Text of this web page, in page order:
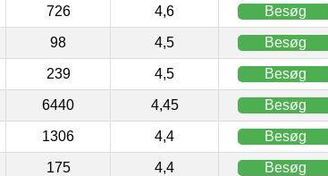
726 4,6 Besøg
98 4,5 Besøg
239 4,5 Besøg
6440 4,45 Besøg
1306 4,4 Besøg
175 4,4 Besøg